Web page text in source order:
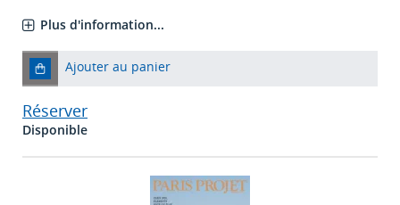
Plus d'information...
Ajouter au panier
Réserver
Disponible